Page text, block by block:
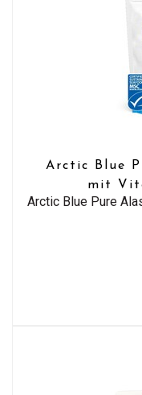
Arctic Blue
mit
Arctic Blue Pure